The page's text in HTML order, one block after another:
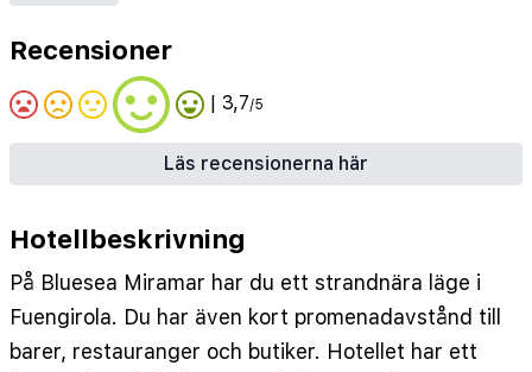
Recensioner
| 3,7/5
Läs recensionerna här
Hotellbeskrivning
På Bluesea Miramar har du ett strandnära läge i
Fuengirola. Du har även kort promenadavstånd till
barer, restauranger och butiker. Hotellet har ett